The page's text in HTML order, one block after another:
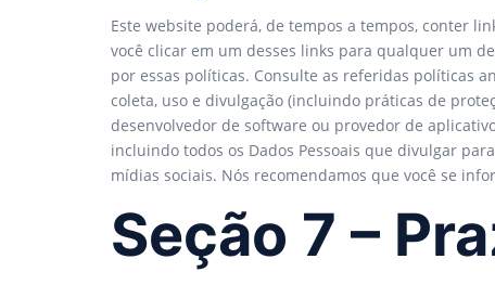
Este website poderá, de tempos a tempos, conter
você clicar em um desses links para qualquer um
por essas políticas. Consulte as referidas políticas
coleta, uso e divulgação (incluindo práticas de
desenvolvedor de software ou provedor de
incluindo todos os Dados Pessoais que divulgar
mídias sociais. Nós recomendamos que você se
Seção 7 –